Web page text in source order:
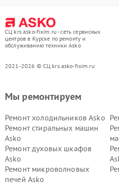
СЦ krs.asko-fixim.ru - сеть сервисных
центров в Курске по ремонту и
обслуживанию техники Asko
2021-2026 © СЦ krs.asko-fixim.ru
Мы ремонтируем
Ремонт холодильников Asko
Ремонт стиральных машин
Asko
Ремонт духовых шкафов
Asko
Ремонт микроволновых
печей Asko